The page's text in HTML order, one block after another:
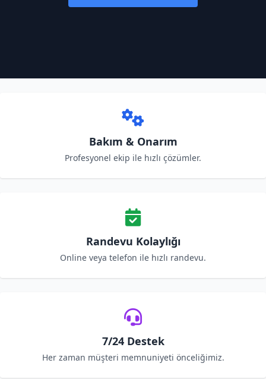
Bakım & Onarım
Profesyonel ekip ile hızlı çözümler.
Randevu Kolaylığı
Online veya telefon ile hızlı randevu.
7/24 Destek
Her zaman müşteri memnuniyeti önceliğimiz.